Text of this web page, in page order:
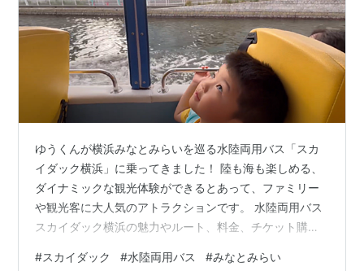
ゆうくんが横浜みなとみらいを巡る水陸両用バス「スカ
イダック横浜」に乗ってきました！ 陸も海も楽しめる、
ダイナミックな観光体験ができるとあって、ファミリー
や観光客に大人気のアトラクションです。 水陸両用バス
スカイダック横浜の魅力やルート、料金、チケット購入
スカイダック横浜とは？ どこから乗る？スカイダックの
#スカイダック #水陸両用バス #みなとみらい